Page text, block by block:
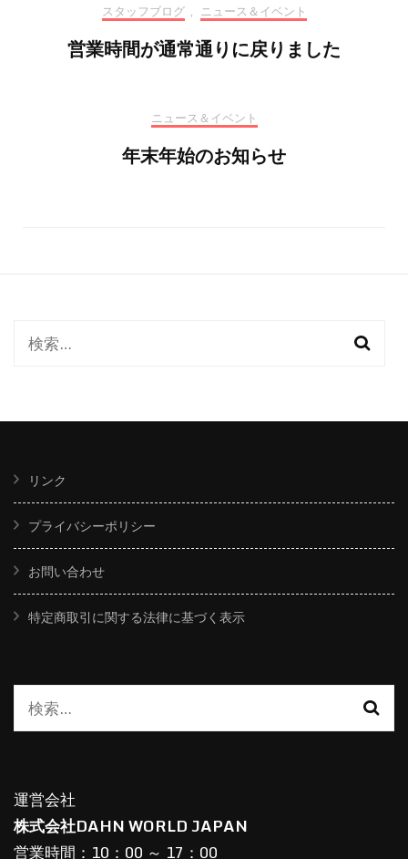
スタッフブログ , ニュース＆イベント
営業時間が通常通りに戻りました
ニュース＆イベント
年末年始のお知らせ
リンク
プライバシーポリシー
お問い合わせ
特定商取引に関する法律に基づく表示
運営会社
株式会社DAHN WORLD JAPAN
営業時間：10：00 ～ 17：00